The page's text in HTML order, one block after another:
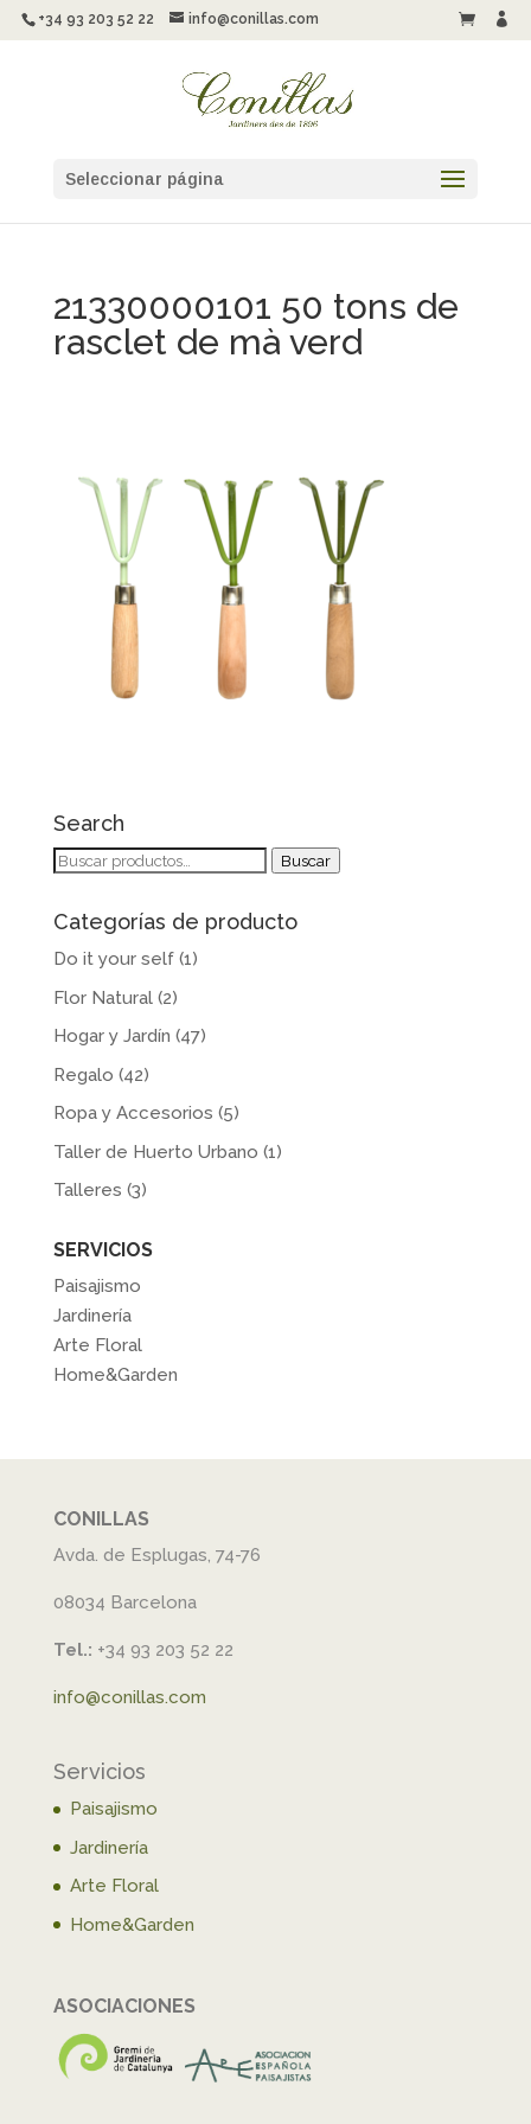
+34 93 203 52 22 info@conillas.com 

Seleccionar página
21330000101 50 tons de
rasclet de mà verd
Search
Buscar
Buscar
Categorías de producto
Do it your self (1)
Flor Natural (2)
Hogar y Jardín (47)
Regalo (42)
Ropa y Accesorios (5)
Taller de Huerto Urbano (1)
Talleres (3)
SERVICIOS
Paisajismo
Jardinería
Arte Floral
Home&Garden
CONILLAS
Avda. de Esplugas, 74-76
08034 Barcelona
Tel.: +34 93 203 52 22
info@conillas.com
Servicios
Paisajismo
Jardinería
Arte Floral
Home&Garden
ASOCIACIONES